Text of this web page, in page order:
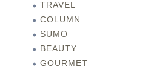
TRAVEL
COLUMN
SUMO
BEAUTY
GOURMET